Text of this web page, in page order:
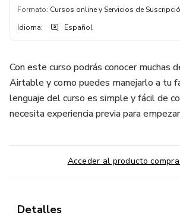
Formato: Cursos online y Servicios de
Idioma: Español
Con este curso podrás conocer muchas
Airtable y como puedes manejarlo a tu
lenguaje del curso es simple y fácil de
necesita experiencia previa para
Acceder al producto
Detalles